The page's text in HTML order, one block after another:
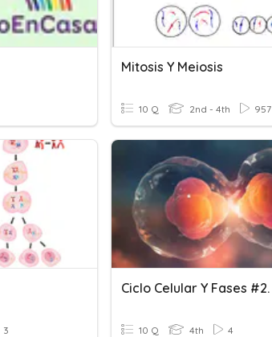
Mitosis Y Meiosis
10 Q 2nd - 4th 957
3
Ciclo Celular Y Fases #2.
10 Q 4th 4